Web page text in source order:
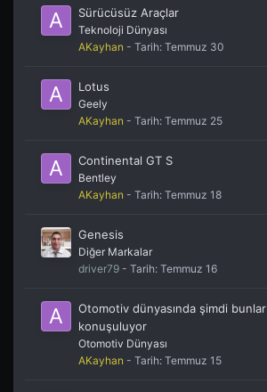
Sürücüsüz Araçlar
Teknoloji Dünyası
AKayhan - Tarih: Temmuz 30
Lotus
Geely
AKayhan - Tarih: Temmuz 25
Continental GT S
Bentley
AKayhan - Tarih: Temmuz 18
Genesis
Diğer Markalar
driver79 - Tarih: Temmuz 16
Otomotiv dünyasında şimdi bunlar
konuşuluyor
Otomotiv Dünyası
AKayhan - Tarih: Temmuz 15